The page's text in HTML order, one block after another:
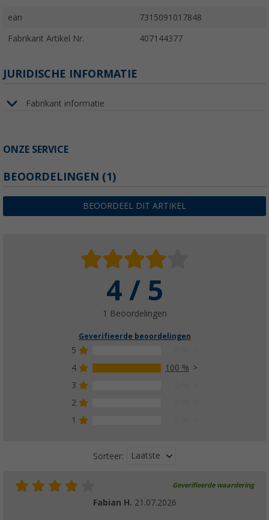
ean 7315091017848
Fabrikant Artikel Nr. 407144377
JURIDISCHE INFORMATIE
Fabrikant informatie
ONZE SERVICE
BEOORDELINGEN (1)
BEOORDEEL DIT ARTIKEL
4 / 5
1 Beoordelingen
Geverifieerde beoordelingen
5
4
100 %
3
2
1
Sorteer: Laatste
Geverifieerde waardering
Fabian H. 21.07.2026